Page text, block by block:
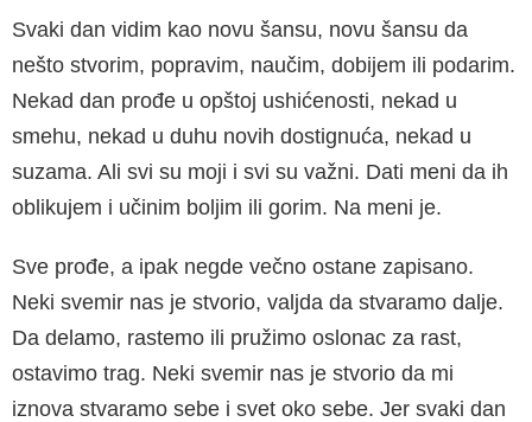
Svaki dan vidim kao novu šansu, novu šansu da
nešto stvorim, popravim, naučim, dobijem ili podarim.
Nekad dan prođe u opštoj ushićen­osti, nekad u
smehu, nekad u duhu novih do­stignuća, nekad u
suzama. Ali svi su moji i svi su važni. Dati meni da ih
oblikujem i učinim boljim ili gorim. Na meni je.
Sve prođe, a ipak negde večno ostane zapi­sano.
Neki svemir nas je stvorio, valjda da st­varamo dalje.
Da delamo, rastemo ili pružimo oslonac za rast,
ostavimo trag. Neki svemir nas je stvorio da mi
iznova stvaramo sebe i svet oko sebe. Jer svaki dan